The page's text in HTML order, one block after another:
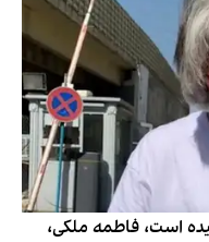
است، فاطمه ملکی،